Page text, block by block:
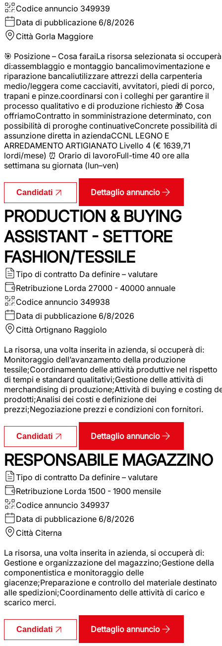
Codice annuncio 349939
Data di pubblicazione 6/8/2026
Città Gorla Maggiore
🎯 Posizione – Cosa faraiLa risorsa selezionata si occuperà
di:assemblaggio e montaggio bancalimovimentazione e
riparazione bancaliutilizzare attrezzi della carpenteria
medio/leggera come cacciaviti, avvitatori, piedi di porco,
trapani e pinze.coordinarsi con i colleghi per garantire il
processo qualitativo e di produzione richiesto 🎁 Cosa
offriamoContratto in somministrazione determinato, con
possibilità di proroghe continuativeConcrete possibilità di
assunzione diretta in aziendaCCNL LEGNO E
ARREDAMENTO ARTIGIANATO Livello 4 (€ 1639,71
lordi/mese) ⏰ Orario di lavoroFull-time 40 ore alla
settimana su giornata (lun–ven)
Candidati Dettaglio annuncio
PRODUCTION & BUYING
ASSISTANT - SETTORE
FASHION/TESSILE
Tipo di contratto Da definire – valutare
Retribuzione Lorda 27000 - 40000 annuale
Codice annuncio 349938
Data di pubblicazione 6/8/2026
Città Ortignano Raggiolo
La risorsa, una volta inserita in azienda, si occuperà di:
Monitoraggio dell’avanzamento della produzione
tessile;Coordinamento delle attività produttive nel rispetto
di tempi e standard qualitativi;Gestione delle attività di
merchandising di produzione;Attività di buying e costing
prodotti;Analisi dei costi e definizione dei
prezzi;Negoziazione prezzi e condizioni con fornitori.
Candidati Dettaglio annuncio
RESPONSABILE MAGAZZINO
Tipo di contratto Da definire – valutare
Retribuzione Lorda 1500 - 1900 mensile
Codice annuncio 349937
Data di pubblicazione 6/8/2026
Città Citerna
La risorsa, una volta inserita in azienda, si occuperà di:
Gestione e organizzazione del magazzino;Gestione della
componentistica e monitoraggio delle
giacenze;Preparazione e controllo del materiale destinato
alle spedizioni;Coordinamento delle attività di carico e
scarico merci.
Candidati Dettaglio annuncio